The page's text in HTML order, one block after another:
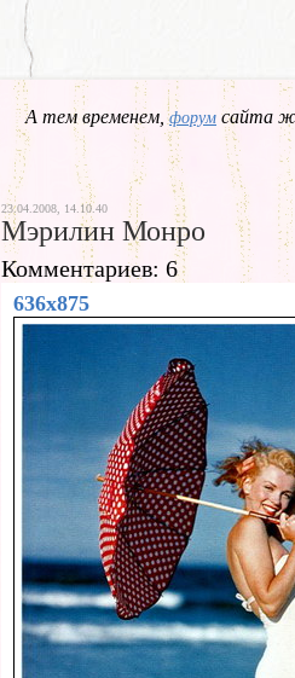
А тем временем,форум сайта
23.04.2008, 14.10.40
Мэрилин Монро
Комментариев: 6
636x875